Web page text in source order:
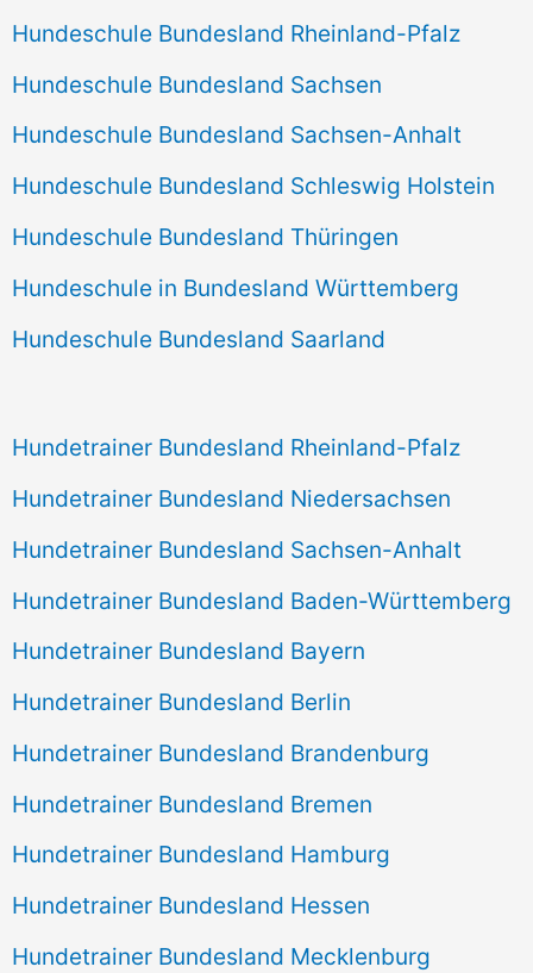
Hundeschule Bundesland Rheinland-Pfalz
Hundeschule Bundesland Sachsen
Hundeschule Bundesland Sachsen-Anhalt
Hundeschule Bundesland Schleswig Holstein
Hundeschule Bundesland Thüringen
Hundeschule in Bundesland Württemberg
Hundeschule Bundesland Saarland
Hundetrainer Bundesland Rheinland-Pfalz
Hundetrainer Bundesland Niedersachsen
Hundetrainer Bundesland Sachsen-Anhalt
Hundetrainer Bundesland Baden-Württemberg
Hundetrainer Bundesland Bayern
Hundetrainer Bundesland Berlin
Hundetrainer Bundesland Brandenburg
Hundetrainer Bundesland Bremen
Hundetrainer Bundesland Hamburg
Hundetrainer Bundesland Hessen
Hundetrainer Bundesland Mecklenburg